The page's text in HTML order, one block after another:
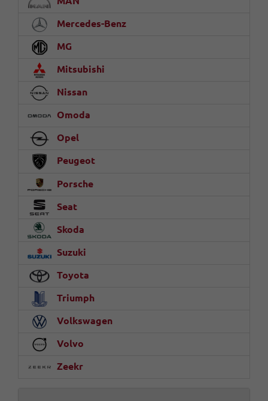
Mercedes-Benz
MG
Mitsubishi
Nissan
Omoda
Opel
Peugeot
Porsche
Seat
Skoda
Suzuki
Toyota
Triumph
Volkswagen
Volvo
Zeekr